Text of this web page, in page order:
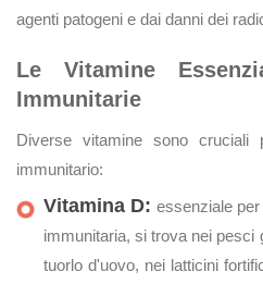
agenti patogeni e dai danni dei
Le Vitamine
Immunitarie
Diverse vitamine sono
immunitario:
Vitamina D: essenziale
immunitaria, si trova nei pesci
tuorlo d'uovo, nei latticini